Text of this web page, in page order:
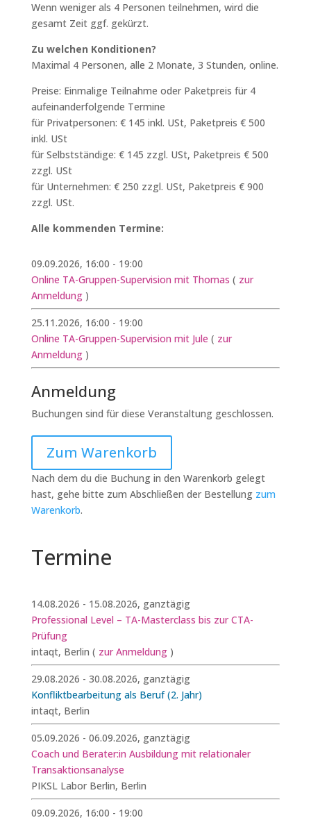
Wenn weniger als 4 Personen teilnehmen, wird die
gesamt Zeit ggf. gekürzt.
Zu welchen Konditionen?
Maximal 4 Personen, alle 2 Monate, 3 Stunden, online.
Preise: Einmalige Teilnahme oder Paketpreis für 4
aufeinanderfolgende Termine
für Privatpersonen: € 145 inkl. USt, Paketpreis € 500
inkl. USt
für Selbstständige: € 145 zzgl. USt, Paketpreis € 500
zzgl. USt
für Unternehmen: € 250 zzgl. USt, Paketpreis € 900
zzgl. USt.
Alle kommenden Termine:
09.09.2026, 16:00 - 19:00
Online TA-Gruppen-Supervision mit Thomas ( zur
Anmeldung)
25.11.2026, 16:00 - 19:00
Online TA-Gruppen-Supervision mit Jule ( zur
Anmeldung)
Anmeldung
Buchungen sind für diese Veranstaltung geschlossen.
Zum Warenkorb
Nach dem du die Buchung in den Warenkorb gelegt
hast, gehe bitte zum Abschließen der Bestellung zum
Warenkorb.
Termine
14.08.2026 - 15.08.2026, ganztägig
Professional Level – TA-Masterclass bis zur CTA-
Prüfung
intaqt, Berlin ( zur Anmeldung)
29.08.2026 - 30.08.2026, ganztägig
Konfliktbearbeitung als Beruf (2. Jahr)
intaqt, Berlin
05.09.2026 - 06.09.2026, ganztägig
Coach und Berater:in Ausbildung mit relationaler
Transaktionsanalyse
PIKSL Labor Berlin, Berlin
09.09.2026, 16:00 - 19:00